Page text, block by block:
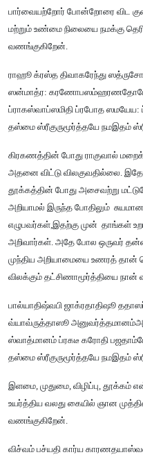
பார்வையற்றோர் போன்றோரை விட
மற்றும் உண்மை நிலையை நமக்கு
வணங்குகிறேன்.
ராஹூ க்ரஸ்த திவாகரேந்து
ஸன்மாத்ர:
ப்ராகஸ்வாப்ஸமிதி ப்ரபோத ஸமயேய:
தஸ்மை ஸ்ரீகுருமூர்த்தயே நமஇதம்
கிரகணத்தின் போது ராகுவால்
அதனை விட்டு விலகுவதில்லை.
தூக்கத்தின் போது அசைவற்று
அறியாமல் இருந்த போதிலும்
எழுபவர்கள்,இதற்கு முன் தாங்கள்
அறிவார்கள். அதே போல ஒருவர்
முந்திய அறியாமையை உணரத்
விலக்கும் தட்சிணாமூர்த்தியை
பால்யாதிஷ்வபி ஜாக்ரதாதிஷூ
வ்யாவ்ருத்தாஸூ
ஸ்வாத்மானம் ப்ரகடீ கரோதி
தஸ்மை ஸ்ரீகுருமூர்த்தயே நமஇதம்
இளமை, முதுமை, விழிப்பு, தூக்கம்
உயர்த்திய வலது கையில் ஞான
வணங்குகிறேன்.
விச்வம் பச்யதி கார்ய